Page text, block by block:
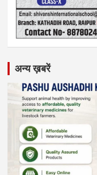
अन्य ख़बरें